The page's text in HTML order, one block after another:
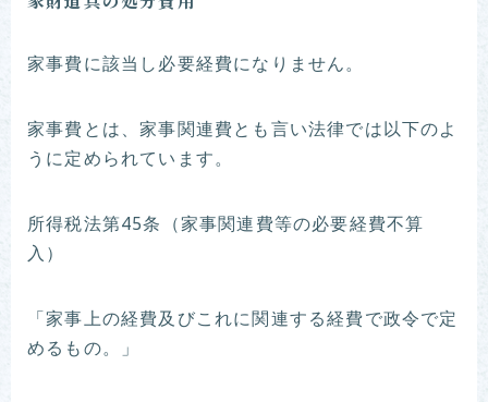
家事費に該当し必要経費になりません。
家事費とは、家事関連費とも言い法律では以下のよ
うに定められています。
所得税法第45条（家事関連費等の必要経費不算
入）
「家事上の経費及びこれに関連する経費で政令で定
めるもの。」